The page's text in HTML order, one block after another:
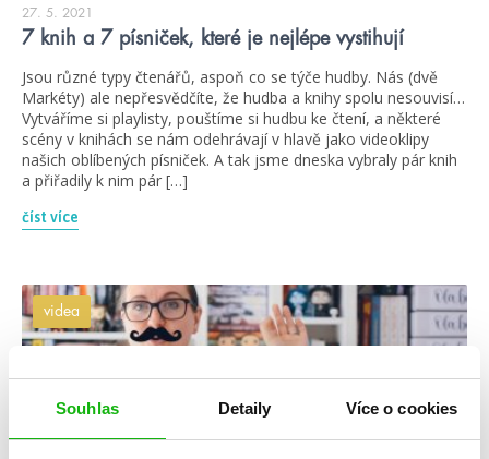
Souhlas Detaily Více o cookies
27. 5. 2021
7 knih a 7 písniček, které je nejlépe vystihují
Jsou různé typy čtenářů, aspoň co se týče hudby. Nás (dvě
Markéty) ale nepřesvědčíte, že hudba a knihy spolu nesouvisí…
Vytváříme si playlisty, pouštíme si hudbu ke čtení, a některé
scény v knihách se nám odehrávají v hlavě jako videoklipy
našich oblíbených písniček. A tak jsme dneska vybraly pár knih
a přiřadily k nim pár […]
číst více
videa